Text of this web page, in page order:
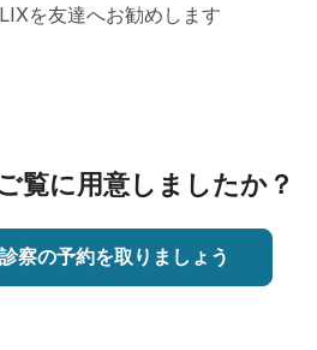
を友達へお勧めします
覧に用意しましたか？
察の予約を取りましょう